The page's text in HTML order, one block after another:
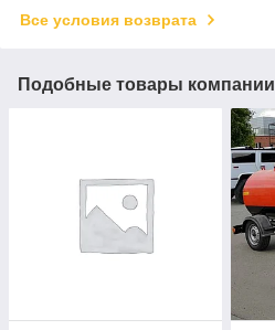
Все условия возврата
Подобные товары компании